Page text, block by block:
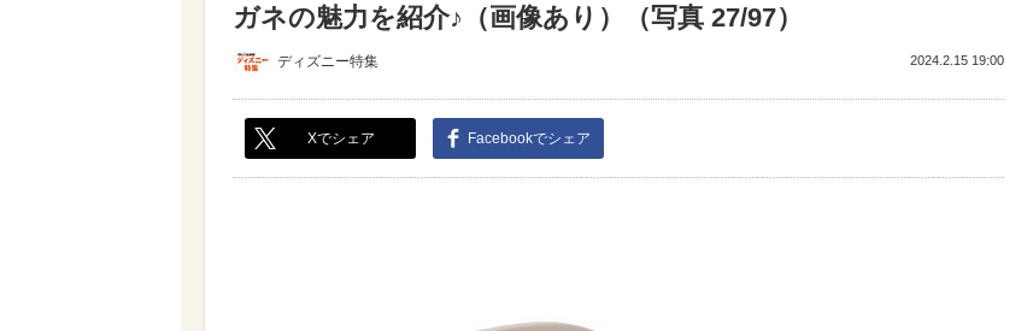
ガネの魅力を紹介♪（画像あり）（写真 27/97）
ディズニー特集 2024.2.15 19:00
Xでシェア Facebookでシェア